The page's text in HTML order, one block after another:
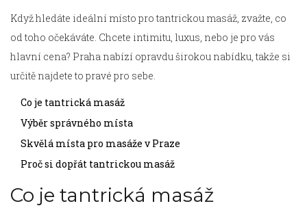
Když hledáte ideální místo pro tantrickou masáž, zvažte, co
od toho očekáváte. Chcete intimitu, luxus, nebo je pro vás
hlavní cena? Praha nabízí opravdu širokou nabídku, takže si
určitě najdete to pravé pro sebe.
Co je tantrická masáž
Výběr správného místa
Skvělá místa pro masáže v Praze
Proč si dopřát tantrickou masáž
Co je tantrická masáž